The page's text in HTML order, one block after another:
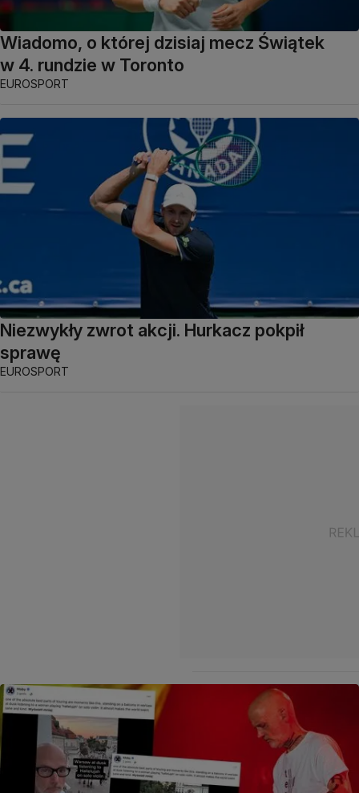
Wiadomo, o której dzisiaj mecz Świątek
w 4. rundzie w Toronto
EUROSPORT
Niezwykły zwrot akcji. Hurkacz pokpił
sprawę
EUROSPORT